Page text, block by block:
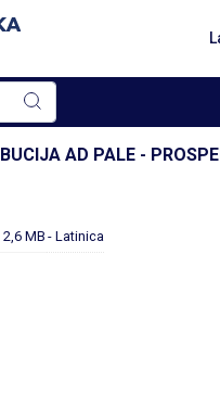
AD PALE -
2,6 MB - Latinica